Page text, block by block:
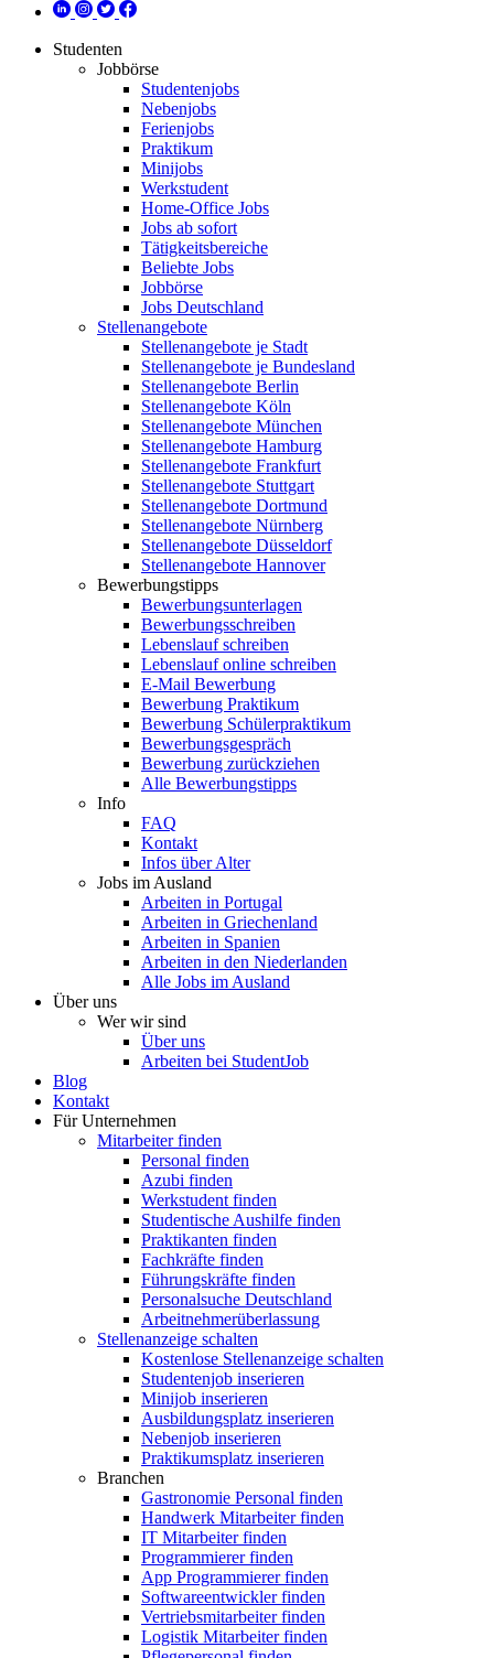
Studenten
Jobbörse
Studentenjobs
Nebenjobs
Ferienjobs
Praktikum
Minijobs
Werkstudent
Home-Office Jobs
Jobs ab sofort
Tätigkeitsbereiche
Beliebte Jobs
Jobbörse
Jobs Deutschland
Stellenangebote
Stellenangebote je Stadt
Stellenangebote je Bundesland
Stellenangebote Berlin
Stellenangebote Köln
Stellenangebote München
Stellenangebote Hamburg
Stellenangebote Frankfurt
Stellenangebote Stuttgart
Stellenangebote Dortmund
Stellenangebote Nürnberg
Stellenangebote Düsseldorf
Stellenangebote Hannover
Bewerbungstipps
Bewerbungsunterlagen
Bewerbungsschreiben
Lebenslauf schreiben
Lebenslauf online schreiben
E-Mail Bewerbung
Bewerbung Praktikum
Bewerbung Schülerpraktikum
Bewerbungsgespräch
Bewerbung zurückziehen
Alle Bewerbungstipps
Info
FAQ
Kontakt
Infos über Alter
Jobs im Ausland
Arbeiten in Portugal
Arbeiten in Griechenland
Arbeiten in Spanien
Arbeiten in den Niederlanden
Alle Jobs im Ausland
Über uns
Wer wir sind
Über uns
Arbeiten bei StudentJob
Blog
Kontakt
Für Unternehmen
Mitarbeiter finden
Personal finden
Azubi finden
Werkstudent finden
Studentische Aushilfe finden
Praktikanten finden
Fachkräfte finden
Führungskräfte finden
Personalsuche Deutschland
Arbeitnehmerüberlassung
Stellenanzeige schalten
Kostenlose Stellenanzeige schalten
Studentenjob inserieren
Minijob inserieren
Ausbildungsplatz inserieren
Nebenjob inserieren
Praktikumsplatz inserieren
Branchen
Gastronomie Personal finden
Handwerk Mitarbeiter finden
IT Mitarbeiter finden
Programmierer finden
App Programmierer finden
Softwareentwickler finden
Vertriebsmitarbeiter finden
Logistik Mitarbeiter finden